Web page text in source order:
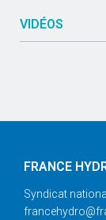
VIDÉOS
FRANCE
Syndicat